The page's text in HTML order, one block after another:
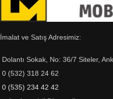
İmalat ve Satış Adresimiz:
Dolantı Sokak, No: 36/7 Siteler,
0 (532) 318 24 62
0 (535) 234 42 42